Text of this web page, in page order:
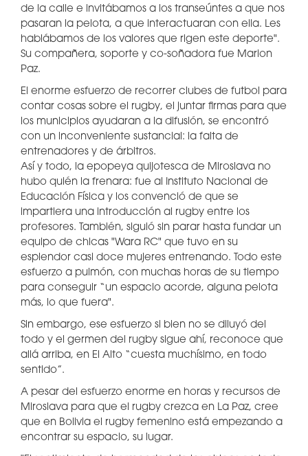
de la calle e invitábamos a los transeúntes a que nos
pasaran la pelota, a que interactuaran con ella. Les
hablábamos de los valores que rigen este deporte".
Su compañera, soporte y co-soñadora fue Marion
Paz.
El enorme esfuerzo de recorrer clubes de futbol para
contar cosas sobre el rugby, el juntar firmas para que
los municipios ayudaran a la difusión, se encontró
con un inconveniente sustancial: la falta de
entrenadores y de árbitros.
Así y todo, la epopeya quijotesca de Miroslava no
hubo quién la frenara: fue al Instituto Nacional de
Educación Física y los convenció de que se
impartiera una introducción al rugby entre los
profesores. También, siguió sin parar hasta fundar un
equipo de chicas "Wara RC" que tuvo en su
esplendor casi doce mujeres entrenando. Todo este
esfuerzo a pulmón, con muchas horas de su tiempo
para conseguir “un espacio acorde, alguna pelota
más, lo que fuera".
Sin embargo, ese esfuerzo si bien no se diluyó del
todo y el germen del rugby sigue ahí, reconoce que
allá arriba, en El Alto “cuesta muchísimo, en todo
sentido”.
A pesar del esfuerzo enorme en horas y recursos de
Miroslava para que el rugby crezca en La Paz, cree
que en Bolivia el rugby femenino está empezando a
encontrar su espacio, su lugar.